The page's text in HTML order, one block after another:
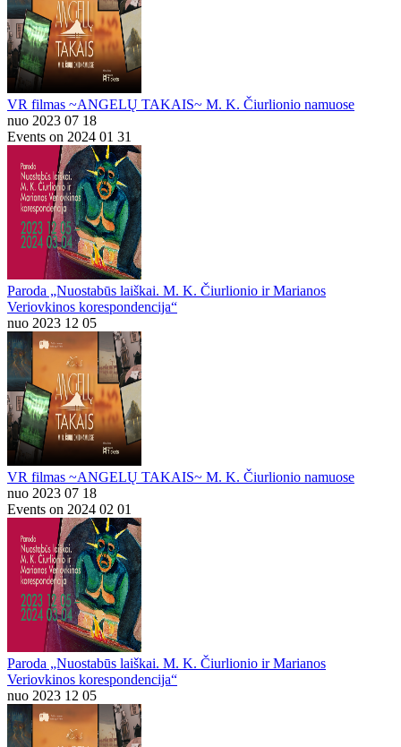
VR filmas ~ANGELŲ TAKAIS~ M. K. Čiurlionio namuose
nuo 2023 07 18
Events on 2024 01 31
Paroda „Nuostabūs laiškai. M. K. Čiurlionio ir Marianos
Veriovkinos korespondencija“
nuo 2023 12 05
VR filmas ~ANGELŲ TAKAIS~ M. K. Čiurlionio namuose
nuo 2023 07 18
Events on 2024 02 01
Paroda „Nuostabūs laiškai. M. K. Čiurlionio ir Marianos
Veriovkinos korespondencija“
nuo 2023 12 05